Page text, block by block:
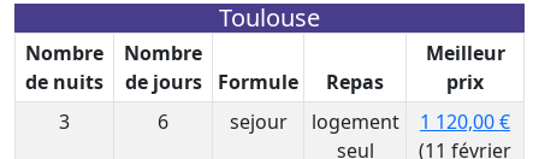
Toulouse
Nombre
de nuits
Nombre
de jours
Formule Repas
Meilleur
prix
3
6 sejour
logement
seul
1 120,00 €
(11 février